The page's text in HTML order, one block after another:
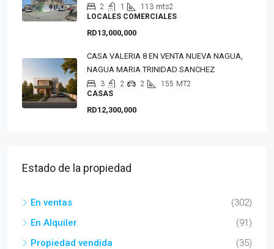
2 1 113 mts2
LOCALES COMERCIALES
RD13,000,000
CASA VALERIA 8 EN VENTA NUEVA NAGUA,
NAGUA MARIA TRINIDAD SANCHEZ
3 2 2 155 MT2
CASAS
RD12,300,000
Estado de la propiedad
En ventas
(302)
En Alquiler
(91)
Propiedad vendida
(35)